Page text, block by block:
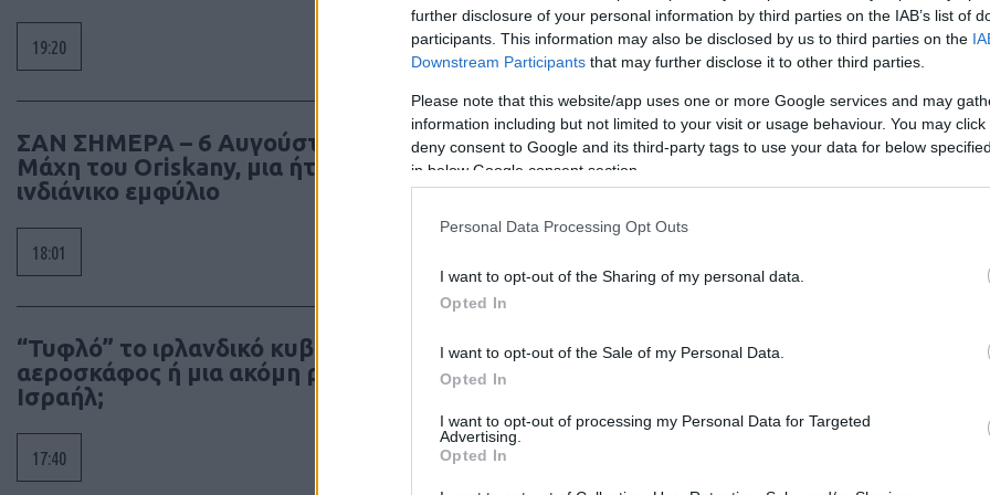
further disclosure of your personal information by third parties on the IAB’s list of
participants. This information may also be disclosed by us to third parties on the
Downstream Participants that may further disclose it to other third parties.
Please note that this website/app uses one or more Google services and may
information including but not limited to your visit or usage behaviour. You may
deny consent to Google and its third-party tags to use your data for below
in below Google consent section.
Personal Data Processing Opt Outs
I want to opt-out of the Sharing of my personal data.
Opted In
I want to opt-out of the Sale of my Personal Data.
Opted In
I want to opt-out of processing my Personal Data for Targeted
Advertising.
Opted In
19:20
ΣΑΝ ΣΗΜΕΡΑ – 6 Αυγούστου 1777:
Μάχη του Oriskany, μια ήττα με
ινδιάνικο εμφύλιο
18:01
“Τυφλό” το ιρλανδικό κυβερνητικό
αεροσκάφος ή μια ακόμη ρήξη με το
Ισραήλ;
17:40
54 Τεθωρακισμένα Οχήματα Μεταφοράς Προσωπικού M113
66 Τεθωρακισμένα Οχήματα Μεταφοράς Προσωπικού
Πυρομαχικά
Πυρομαχικά για LEOPARD 1Α5 και LEOPARD 2 και Μarder.
282.000 βλήματα πυρομαχικών για αυτοκινούμενα
422.000 βλήματα 155 χιλιοστών (από αποθέματα Bundeswehr
21.000 βλήματα 122 χιλιοστών
467.000 βλήματα 40 χιλιοστών
Πυρομαχικά για πολλαπλούς εκτοξευτές πυραύλων MARS II
Πυρομαχικά ακριβείας για πυροβόλα 155 χιλιοστών (SMArt,
Πάνω από 60 εκατομμύρια φυσίγγια για όπλα πεζικού
19.480 αντιαρματικές νάρκες (από αποθέματα Bundeswehr και
100.000 χειροβομβίδες